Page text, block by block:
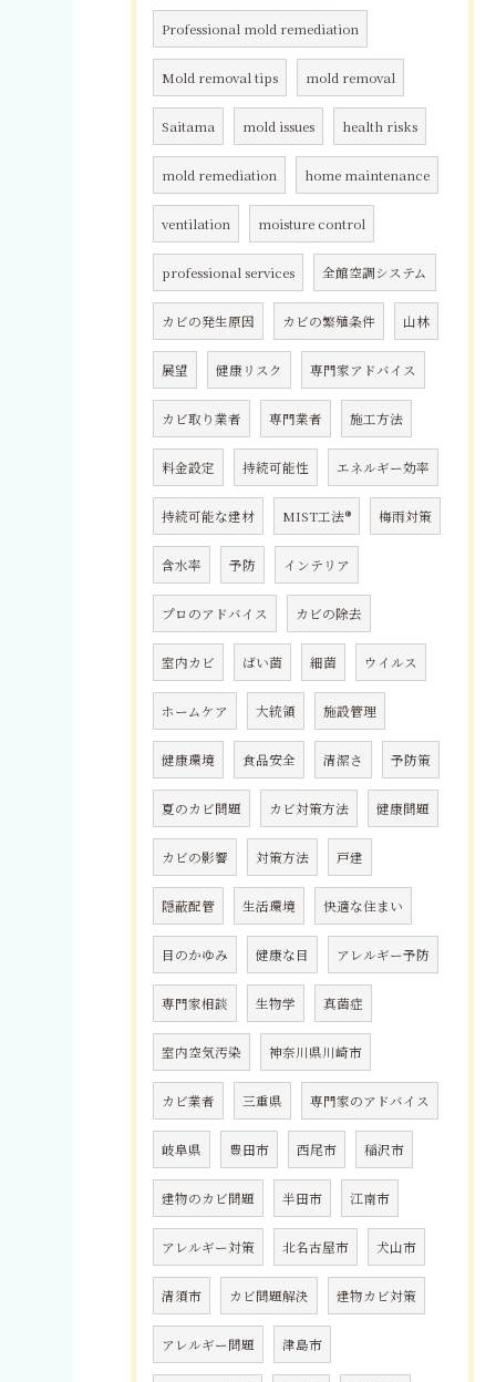
Professional mold remediation
Mold removal tips mold removal
Saitama mold issues health risks
mold remediation home maintenance
ventilation moisture control
professional services 全館空調システム
カビの発生原因 カビの繁殖条件 山林
展望 健康リスク 専門家アドバイス
カビ取り業者 専門業者 施工方法
料金設定 持続可能性 エネルギー効率
持続可能な建材 MIST工法® 梅雨対策
含水率 予防 インテリア
プロのアドバイス カビの除去
室内カビ ばい菌 細菌 ウイルス
ホームケア 大統領 施設管理
健康環境 食品安全 清潔さ 予防策
夏のカビ問題 カビ対策方法 健康問題
カビの影響 対策方法 戸建
隠蔽配管 生活環境 快適な住まい
目のかゆみ 健康な目 アレルギー予防
専門家相談 生物学 真菌症
室内空気汚染 神奈川県川崎市
カビ業者 三重県 専門家のアドバイス
岐阜県 豊田市 西尾市 稲沢市
建物のカビ問題 半田市 江南市
アレルギー対策 北名古屋市 犬山市
清須市 カビ問題解決 建物カビ対策
アレルギー問題 津島市